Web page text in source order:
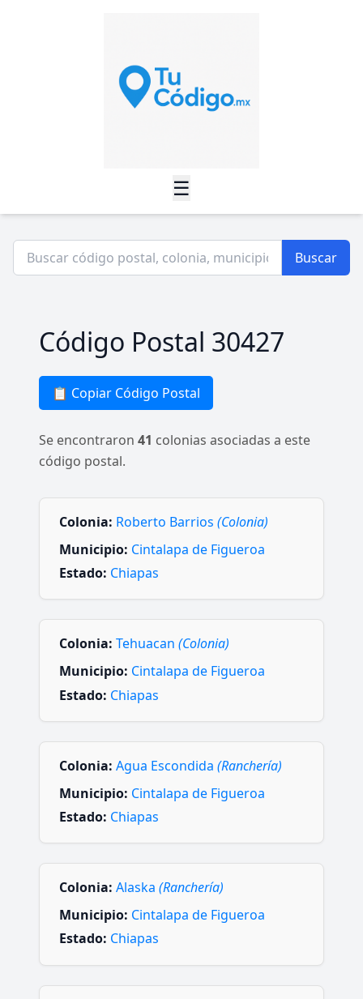
☰
Buscar
Código Postal 30427
📋 Copiar Código Postal
Se encontraron 41 colonias asociadas a este
código postal.
Colonia: Roberto Barrios (Colonia)
Municipio: Cintalapa de Figueroa
Estado: Chiapas
Colonia: Tehuacan (Colonia)
Municipio: Cintalapa de Figueroa
Estado: Chiapas
Colonia: Agua Escondida (Ranchería)
Municipio: Cintalapa de Figueroa
Estado: Chiapas
Colonia: Alaska (Ranchería)
Municipio: Cintalapa de Figueroa
Estado: Chiapas